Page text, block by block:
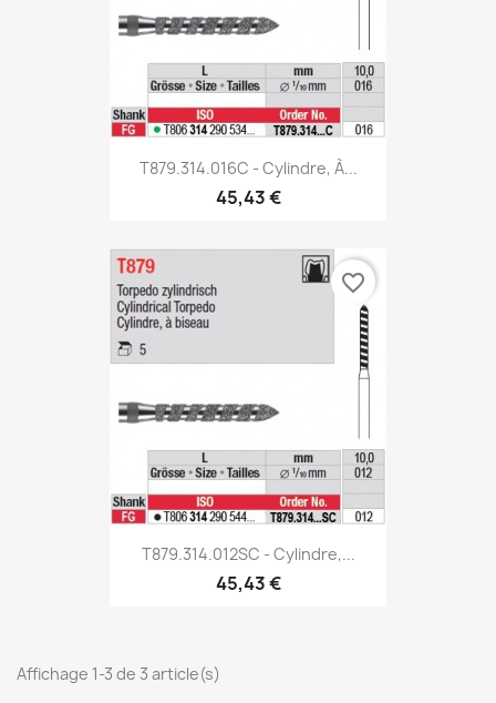
T879.314.016C - Cylindre, À...
45,43 €
T879.314.012SC - Cylindre,...
45,43 €
favorite_border
Affichage 1-3 de 3 article(s)